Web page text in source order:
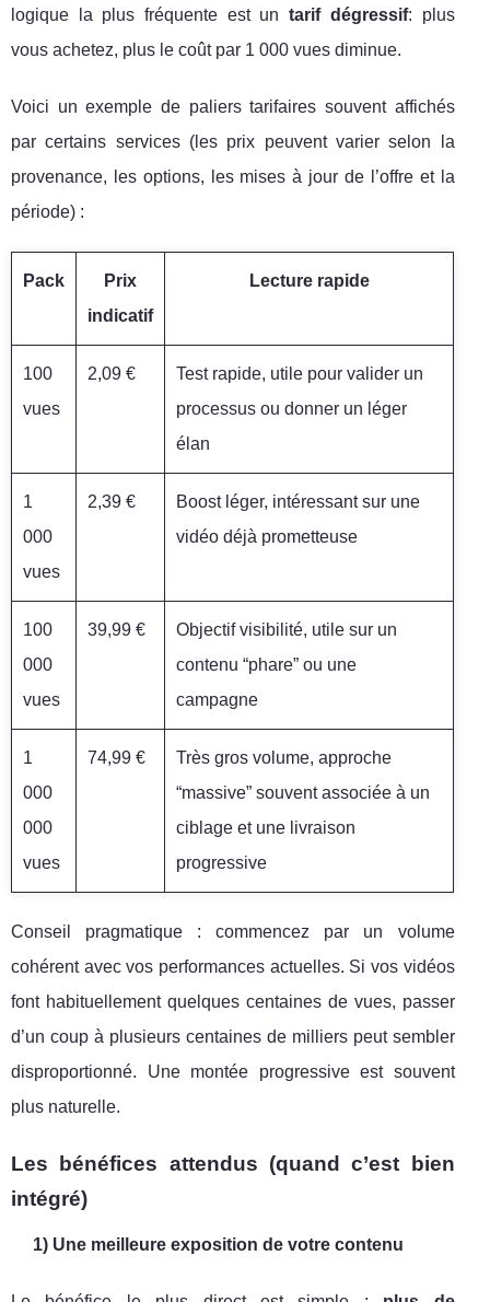
logique la plus fréquente est untarif dégressif: plus
vous achetez, plus le coût par 1 000 vues diminue.
Voici un exemple de paliers tarifaires souvent affichés
par certains services (les prix peuvent varier selon la
provenance, les options, les mises à jour de l’offre et la
période) :
Pack
Prix
indicatif
Lecture rapide
100
vues
2,09 €
Test rapide, utile pour valider un
processus ou donner un léger
élan
1
000
vues
2,39 €
Boost léger, intéressant sur une
vidéo déjà prometteuse
100
000
vues
39,99 €
Objectif visibilité, utile sur un
contenu “phare” ou une
campagne
1
000
000
vues
74,99 €
Très gros volume, approche
“massive” souvent associée à un
ciblage et une livraison
progressive
Conseil pragmatique : commencez par un volume
cohérent avec vos performances actuelles. Si vos vidéos
font habituellement quelques centaines de vues, passer
d’un coup à plusieurs centaines de milliers peut sembler
disproportionné. Une montée progressive est souvent
plus naturelle.
Les bénéfices attendus (quand c’est bien
intégré)
1) Une meilleure exposition de votre contenu